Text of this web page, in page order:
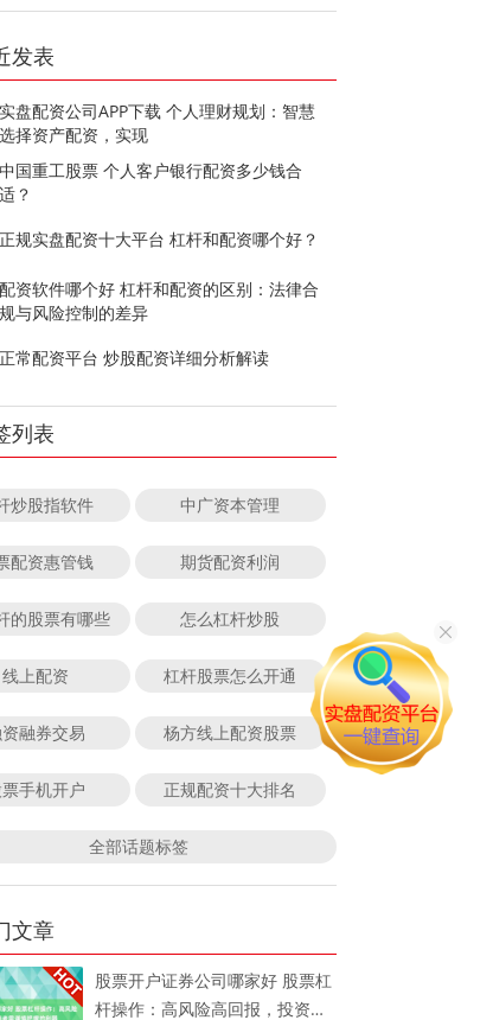
发表
实盘配资公司APP下载 个人理财规划：智慧
选择资产配资，实现
中国重工股票 个人客户银行配资多少钱合
适？
正规实盘配资十大平台 杠杆和配资哪个好？
配资软件哪个好 杠杆和配资的区别：法律合
规与风险控制的差异
正常配资平台 炒股配资详细分析解读
列表
炒股指软件 中广资本管理
配资惠管钱 期货配资利润
的股票有哪些 怎么杠杆炒股
线上配资 杠杆股票怎么开通
融券交易 杨方线上配资股票
手机开户 正规配资十大排名
全部话题标签
文章
股票开户证券公司哪家好 股票杠
杆操作：高风险高回报，投资者